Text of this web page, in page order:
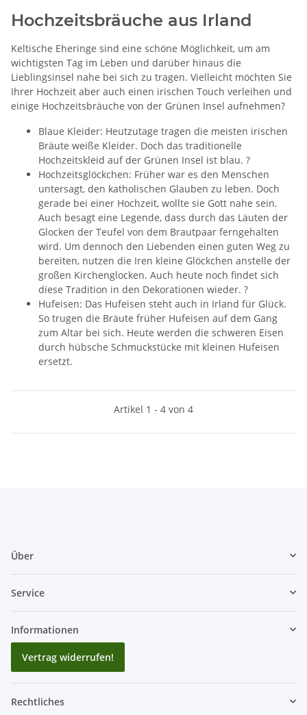
Hochzeitsbräuche aus Irland
Keltische Eheringe sind eine schöne Möglichkeit, um am
wichtigsten Tag im Leben und darüber hinaus die
Lieblingsinsel nahe bei sich zu tragen. Vielleicht möchten Sie
Ihrer Hochzeit aber auch einen irischen Touch verleihen und
einige Hochzeitsbräuche von der Grünen Insel aufnehmen?
Blaue Kleider: Heutzutage tragen die meisten irischen
Bräute weiße Kleider. Doch das traditionelle
Hochzeitskleid auf der Grünen Insel ist blau. ?
Hochzeitsglöckchen: Früher war es den Menschen
untersagt, den katholischen Glauben zu leben. Doch
gerade bei einer Hochzeit, wollte sie Gott nahe sein.
Auch besagt eine Legende, dass durch das Läuten der
Glocken der Teufel von dem Brautpaar ferngehalten
wird. Um dennoch den Liebenden einen guten Weg zu
bereiten, nutzen die Iren kleine Glöckchen anstelle der
großen Kirchenglocken. Auch heute noch findet sich
diese Tradition in den Dekorationen wieder. ?
Hufeisen: Das Hufeisen steht auch in Irland für Glück.
So trugen die Bräute früher Hufeisen auf dem Gang
zum Altar bei sich. Heute werden die schweren Eisen
durch hübsche Schmuckstücke mit kleinen Hufeisen
ersetzt.
Artikel 1 - 4 von 4
Über
Service
Informationen
Vertrag widerrufen!
Rechtliches